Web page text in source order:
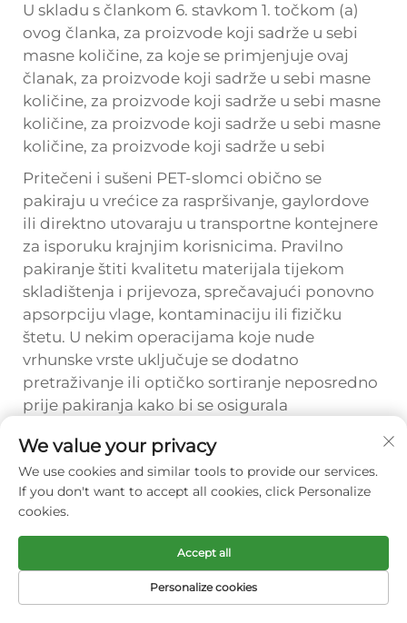
U skladu s člankom 6. stavkom 1. točkom (a)
ovog članka, za proizvode koji sadrže u sebi
masne količine, za koje se primjenjuje ovaj
članak, za proizvode koji sadrže u sebi masne
količine, za proizvode koji sadrže u sebi masne
količine, za proizvode koji sadrže u sebi masne
količine, za proizvode koji sadrže u sebi
Pritečeni i sušeni PET-slomci obično se
pakiraju u vrećice za raspršivanje, gaylordove
ili direktno utovaraju u transportne kontejnere
za isporuku krajnjim korisnicima. Pravilno
pakiranje štiti kvalitetu materijala tijekom
skladištenja i prijevoza, sprečavajući ponovno
apsorpciju vlage, kontaminaciju ili fizičku
štetu. U nekim operacijama koje nude
vrhunske vrste uključuje se dodatno
pretraživanje ili optičko sortiranje neposredno
prije pakiranja kako bi se osigurala
primjene koje zahtijevaju ultračistu sirovinu.
Često se javljaju pitanja
Kako se određuje broj faza pranja
potrebnih za pranje PET boca?
U slučaju da se upotrebljava u proizvodima za
proizvodnju plastičnih stakleničkih boca, to
We value your privacy
We use cookies and similar tools to provide our services.
If you don't want to accept all cookies, click Personalize
cookies.
Personalize cookies
Accept all